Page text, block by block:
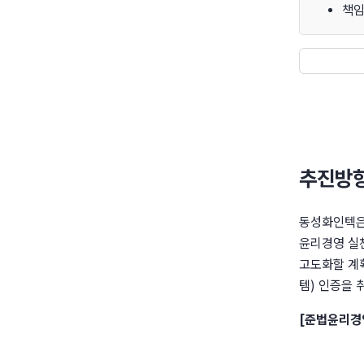
책
추진방
동성화인텍
윤리경영 실
고도화할
템) 인증을
[준법윤리